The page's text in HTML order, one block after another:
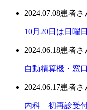
2024.07.08患者さ
10月20日は日曜
2024.06.18患者さ
自動精算機・窓
2024.06.17患者さ
内科 初再診受